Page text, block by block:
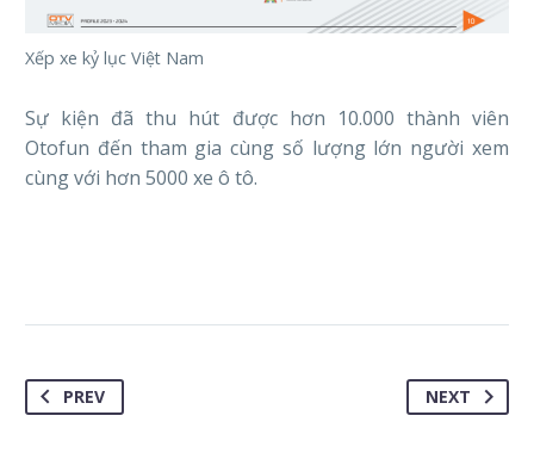
Xếp xe kỷ lục Việt Nam
Sự kiện đã thu hút được hơn 10.000 thành viên
Otofun đến tham gia cùng số lượng lớn người xem
cùng với hơn 5000 xe ô tô.
PREV NEXT